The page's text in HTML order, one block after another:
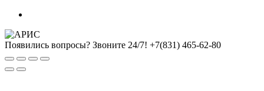
Появились вопросы? Звоните 24/7! +7(831) 465-62-80